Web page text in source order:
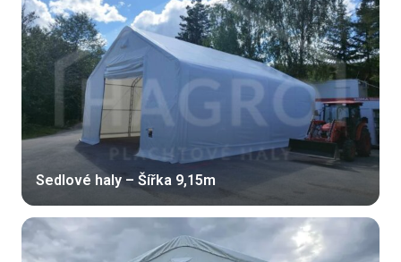
Sedlové haly – Šířka 9,15m